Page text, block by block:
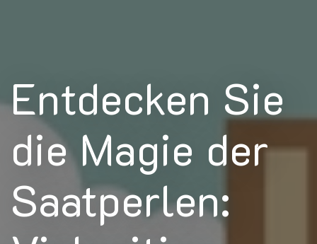
Entdecken Sie
die Magie der
Saatperlen: